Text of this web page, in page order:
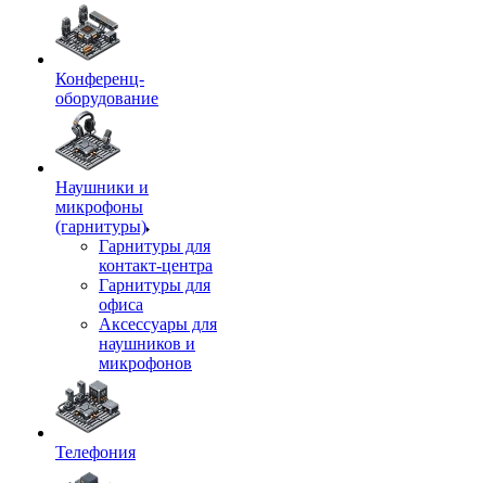
Конференц-
оборудование
Наушники и
микрофоны
(гарнитуры)
Гарнитуры для
контакт-центра
Гарнитуры для
офиса
Аксессуары для
наушников и
микрофонов
Телефония